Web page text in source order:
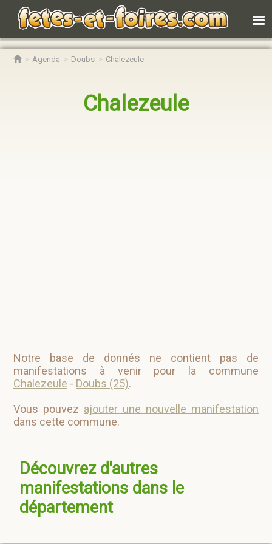
Agenda Doubs Chalezeule
Chalezeule
Notre base de donnés ne contient pas de
manifestations à venir pour la commune
Chalezeule - Doubs (25).
Vous pouvez ajouter une nouvelle manifestation
dans cette commune.
Découvrez d'autres
manifestations dans le
département